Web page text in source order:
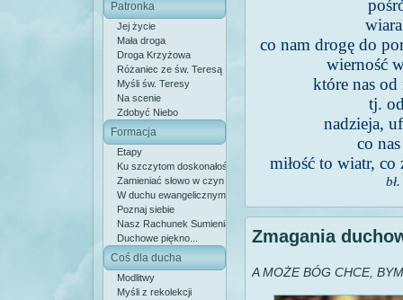
Patronka
Jej życie
Mała droga
Droga Krzyżowa
Różaniec ze św. Teresą
Myśli św. Teresy
Na scenie
Zdobyć Niebo
Formacja
Etapy
Ku szczytom doskonałości
Zamieniać słowo w czyn
W duchu ewangelicznym
Poznaj siebie
Nasz Rachunek Sumienia
Duchowe piękno...
Coś dla ducha
Modlitwy
Myśli z rekolekcji
co nam drogę do
wierność
które nas
tj.
nadzieja,
co
miłość to wiatr,
Zmagania
A MOŻE BÓG CHCE,